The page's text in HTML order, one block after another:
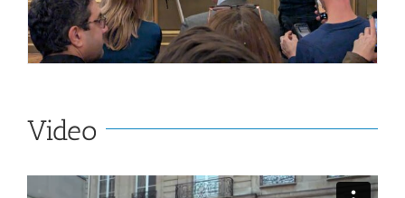
Video